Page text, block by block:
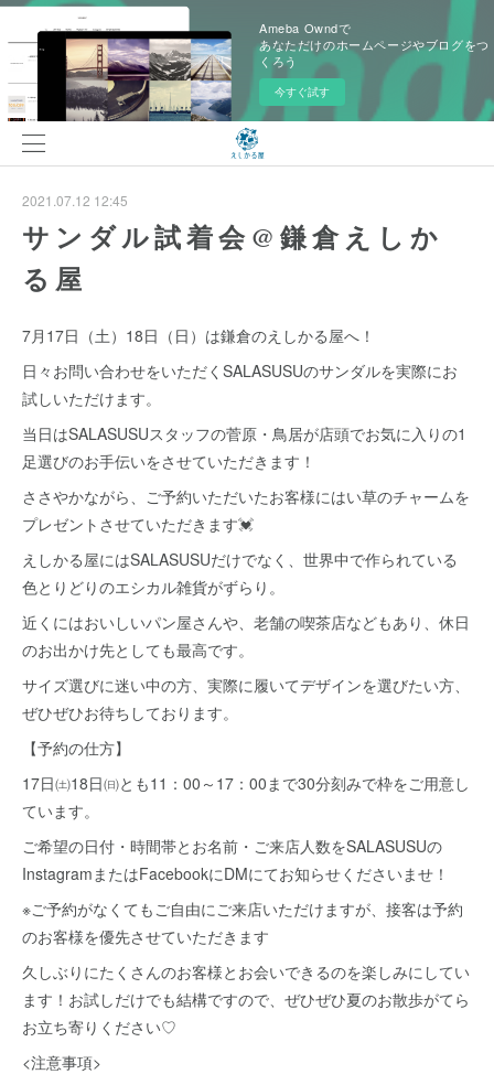
Ameba Owndで
あなただけのホームページやブログをつ
くろう
今すぐ試す
2021.07.12 12:45
サンダル試着会@鎌倉えしか
る屋
7月17日（土）18日（日）は鎌倉のえしかる屋へ！
日々お問い合わせをいただくSALASUSUのサンダルを実際にお
試しいただけます。
当日はSALASUSUスタッフの菅原・鳥居が店頭でお気に入りの1
足選びのお手伝いをさせていただきます！
ささやかながら、ご予約いただいたお客様にはい草のチャームを
プレゼントさせていただきます💓
えしかる屋にはSALASUSUだけでなく、世界中で作られている
色とりどりのエシカル雑貨がずらり。
近くにはおいしいパン屋さんや、老舗の喫茶店などもあり、休日
のお出かけ先としても最高です。
サイズ選びに迷い中の方、実際に履いてデザインを選びたい方、
ぜひぜひお待ちしております。
【予約の仕方】
17日㈯18日㈰とも11：00～17：00まで30分刻みで枠をご用意し
ています。
ご希望の日付・時間帯とお名前・ご来店人数をSALASUSUの
InstagramまたはFacebookにDMにてお知らせくださいませ！
※ご予約がなくてもご自由にご来店いただけますが、接客は予約
のお客様を優先させていただきます
久しぶりにたくさんのお客様とお会いできるのを楽しみにしてい
ます！お試しだけでも結構ですので、ぜひぜひ夏のお散歩がてら
お立ち寄りください♡
<注意事項>